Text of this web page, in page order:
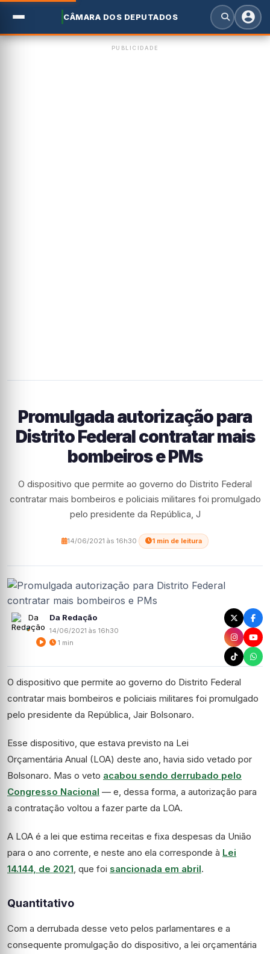
CÂMARA DOS DEPUTADOS
PUBLICIDADE
Promulgada autorização para
Distrito Federal contratar mais
bombeiros e PMs
O dispositivo que permite ao governo do Distrito Federal
contratar mais bombeiros e policiais militares foi promulgado
pelo presidente da República, J
14/06/2021 às 16h30 1 min de leitura
Da Redação
14/06/2021 às 16h30
1 min
O dispositivo que permite ao governo do Distrito Federal
contratar mais bombeiros e policiais militares foi promulgado
pelo presidente da República, Jair Bolsonaro.
Esse dispositivo, que estava previsto na Lei
Orçamentária Anual (LOA) deste ano, havia sido vetado por
Bolsonaro. Mas o veto acabou sendo derrubado pelo
Congresso Nacional — e, dessa forma, a autorização para
a contratação voltou a fazer parte da LOA.
A LOA é a lei que estima receitas e fixa despesas da União
para o ano corrente, e neste ano ela corresponde à Lei
14.144, de 2021, que foi sancionada em abril.
Quantitativo
Com a derrubada desse veto pelos parlamentares e a
consequente promulgação do dispositivo, a lei orçamentária